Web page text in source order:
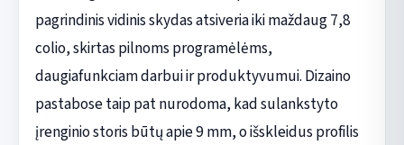
pagrindinis vidinis skydas atsiveria iki maždaug 7,8
colio, skirtas pilnoms programėlėms,
daugiafunkciam darbui ir produktyvumui. Dizaino
pastabose taip pat nurodoma, kad sulankstyto
įrenginio storis būtų apie 9 mm, o išskleidus profilis